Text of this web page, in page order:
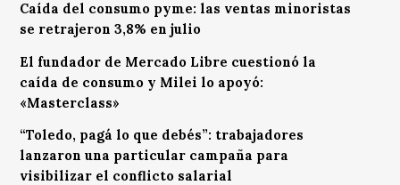
Caída del consumo pyme: las ventas minoristas
se retrajeron 3,8% en julio
El fundador de Mercado Libre cuestionó la
caída de consumo y Milei lo apoyó:
«Masterclass»
“Toledo, pagá lo que debés”: trabajadores
lanzaron una particular campaña para
visibilizar el conflicto salarial